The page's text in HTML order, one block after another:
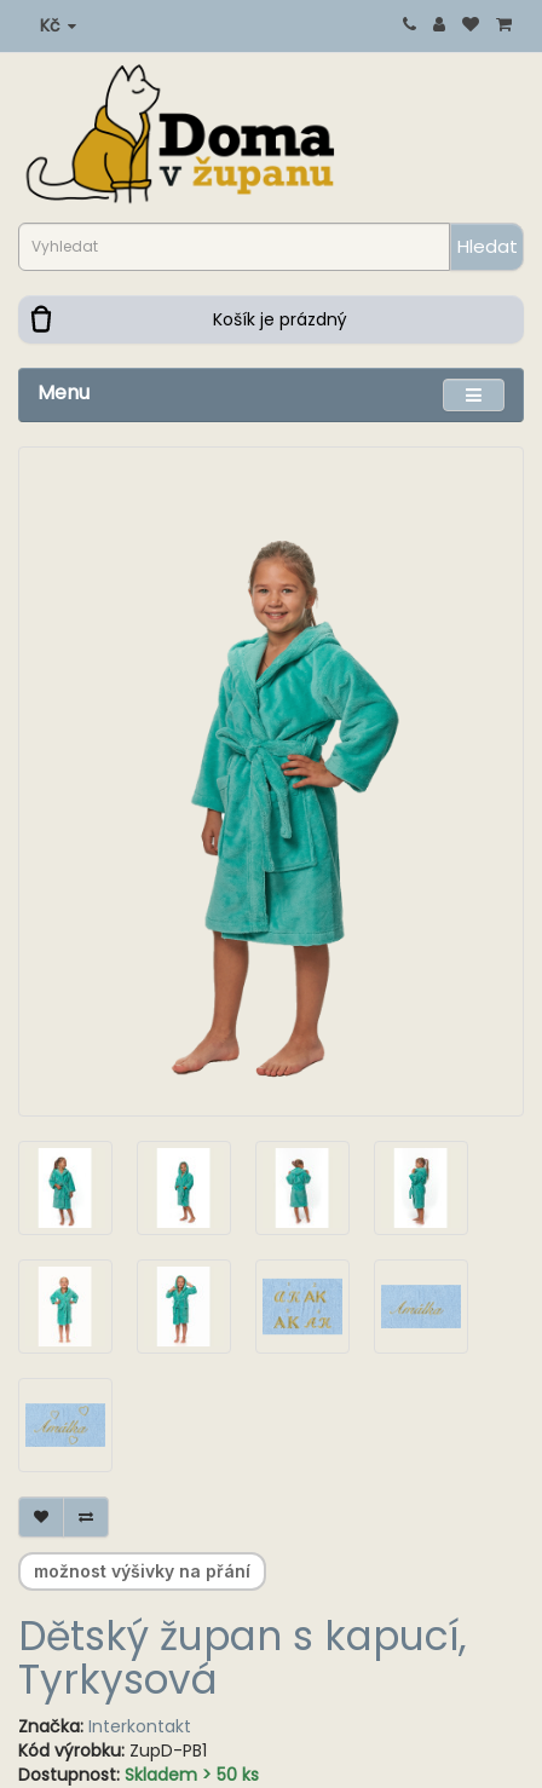
Kč
Hledat
Košík je prázdný
Menu
možnost výšivky na přání
Dětský župan s kapucí,
Tyrkysová
Značka: Interkontakt
Kód výrobku: ZupD-PB1
Dostupnost: Skladem > 50 ks